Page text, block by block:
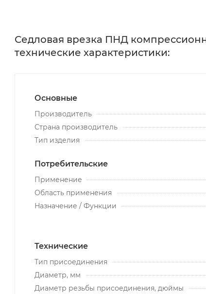
Седловая врезка ПНД
технические характеристики:
Основные
Производитель
Страна производитель
Тип изделия
Потребительские
Применение
Область применения
Назначение / Функции
Технические
Тип присоединения
Диаметр, мм
Диаметр резьбы присоединения, дюймы